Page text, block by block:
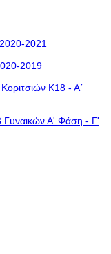
2021
2019
Κ18 - Α΄
Γυναικών Α' Φάση - Γ'